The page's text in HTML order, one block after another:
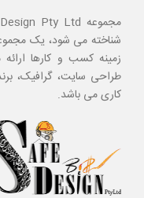
شناخته می شود، یک
زمینه کسب و کارها
طراحی سایت، گرافیک،
کاری می باشد.